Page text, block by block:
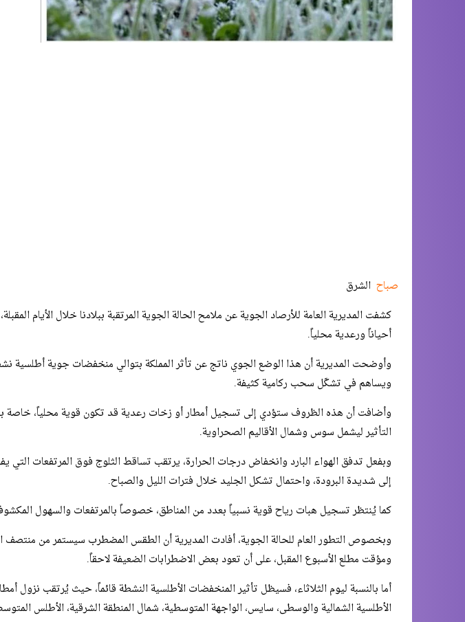
صباح الشرق
كشفت المديرية العامة للأرصاد الجوية عن ملامح الحالة الجوية المرتقبة ببلادنا خلال الأيام
أحياناً ورعدية محلياً.
وأوضحت المديرية أن هذا الوضع الجوي ناتج عن تأثر المملكة بتوالي منخفضات جوية أطلسية
ويساهم في تشكّل سحب ركامية كثيفة.
وأضافت أن هذه الظروف ستؤدي إلى تسجيل أمطار أو زخات رعدية قد تكون قوية محلياً، خاصة
التأثير ليشمل سوس وشمال الأقاليم الصحراوية.
إلى شديدة البرودة، واحتمال تشكل الجليد خلال فترات الليل والصباح.
كما يُنتظر تسجيل هبات رياح قوية نسبياً بعدد من المناطق، خصوصاً بالمرتفعات والسهول
وبخصوص التطور العام للحالة الجوية، أفادت المديرية أن الطقس المضطرب سيستمر من
ومؤقت مطلع الأسبوع المقبل، على أن تعود بعض الاضطرابات الضعيفة لاحقاً.
أما بالنسبة ليوم الثلاثاء، فسيظل تأثير المنخفضات الأطلسية النشطة قائماً، حيث يُرتقب نزول
الأطلسية الشمالية والوسطى، سايس، الواجهة المتوسطية، شمال المنطقة الشرقية، الأطلس